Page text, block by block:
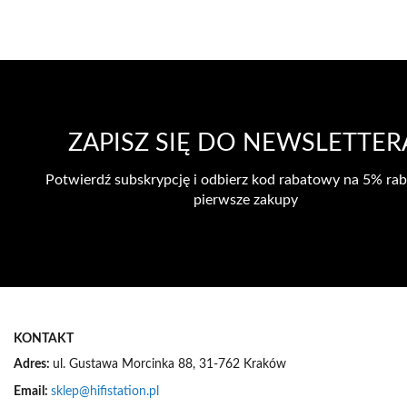
ZAPISZ SIĘ DO
Potwierdź subskrypcję i odbierz kod rabatowy na 5%
pierwsze zakupy
KONTAKT
Adres: ul. Gustawa Morcinka 88, 31-762 Kraków
Email: sklep@hifistation.pl